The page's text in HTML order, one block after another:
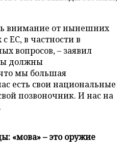
внимание от нынешних
ЕС, в частности в
вопросов, – заявил
должны
мы большая
есть свои национальные
позвоночник. И нас на
«мова» – это оружие